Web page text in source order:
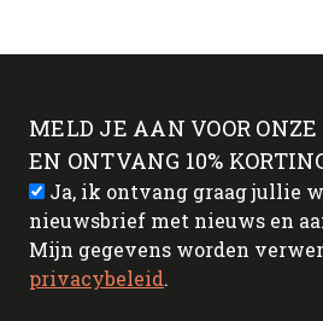
MELD JE AAN VOOR
EN ONTVANG 10%
Ja, ik ontvang graag jullie
nieuwsbrief met nieuws en
Mijn gegevens worden
privacybeleid.